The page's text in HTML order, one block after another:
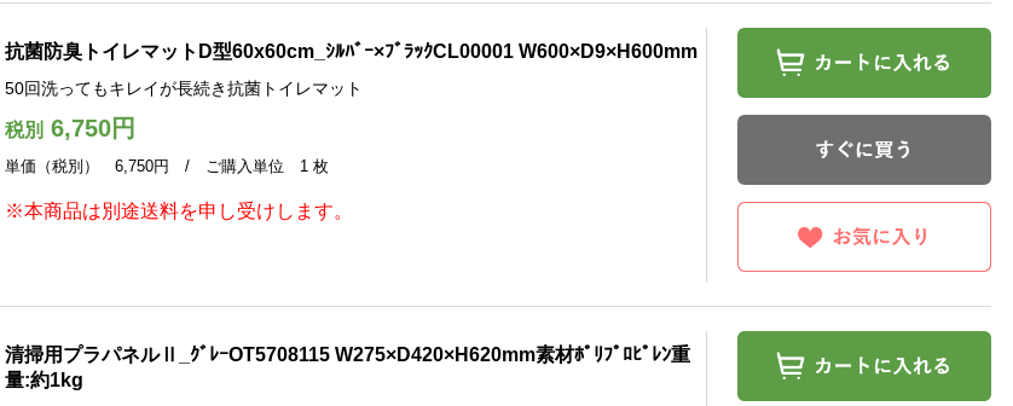
抗菌防臭トイレマットD型60x60cm_ｼﾙﾊﾞｰ×ﾌﾞﾗｯｸCL00001 W600×D9×H600mm
50回洗ってもキレイが長続き抗菌トイレマット
税別6,750円
単価（税別） 6,750円 / ご購入単位 1 枚
※本商品は別途送料を申し受けします。
清掃用プラパネルⅡ_ｸﾞﾚｰOT5708115 W275×D420×H620mm素材ﾎﾟﾘﾌﾟﾛﾋﾟﾚﾝ重
量:約1kg